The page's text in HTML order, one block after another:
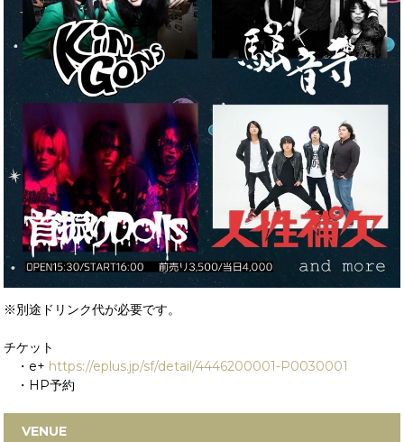
※別途ドリンク代が必要です。
チケット
・e+ https://eplus.jp/sf/detail/4446200001-P0030001
・HP予約
VENUE